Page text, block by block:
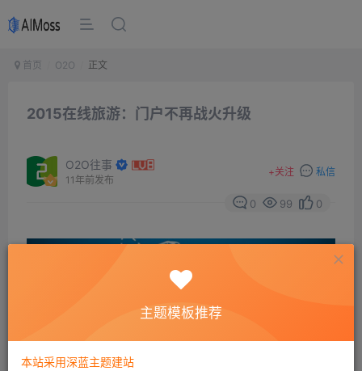
首页 O2O 正文
2015在线旅游：门户不再战火升级
O2O往事
11年前发布
+关注 私信
0 99 0
主题模板推荐
本站采用深蓝主题建站